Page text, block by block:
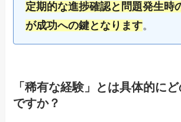
定期的な進捗確認と問題発生時
が成功への鍵となります。
「稀有な経験」とは具体的に
ですか？